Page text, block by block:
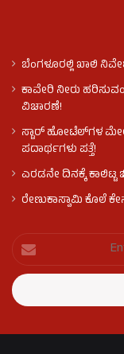
ಬೆಂಗಳೂರಲ್ಲಿ ಖಾಲಿ
ಕಾವೇರಿ ನೀರು
ವಿಚಾರಣೆ!
ಸ್ಟಾರ್ ಹೋಟೆಲ್​​​ಗಳ
ಪದಾರ್ಥಗಳು ಪತ್ತೆ!
ಎರಡನೇ ದಿನಕ್ಕೆ
ರೇಣುಕಾಸ್ವಾಮಿ ಕೊಲೆ‌